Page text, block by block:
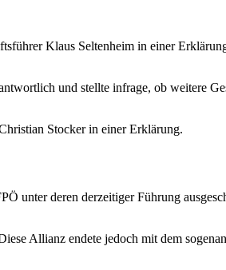
Klaus Seltenheim in einer
und stellte infrage, ob weitere
Stocker in einer Erklärung.
deren derzeitiger Führung
Allianz endete jedoch mit dem